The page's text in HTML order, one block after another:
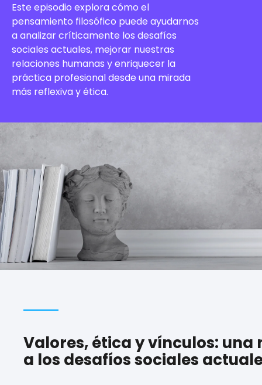
Este episodio explora cómo el
pensamiento filosófico puede ayudarnos
a analizar críticamente los desafíos
sociales actuales, mejorar nuestras
relaciones humanas y enriquecer la
práctica profesional desde una mirada
más reflexiva y ética.
Valores, ética y vínculos:
a los desafíos sociales